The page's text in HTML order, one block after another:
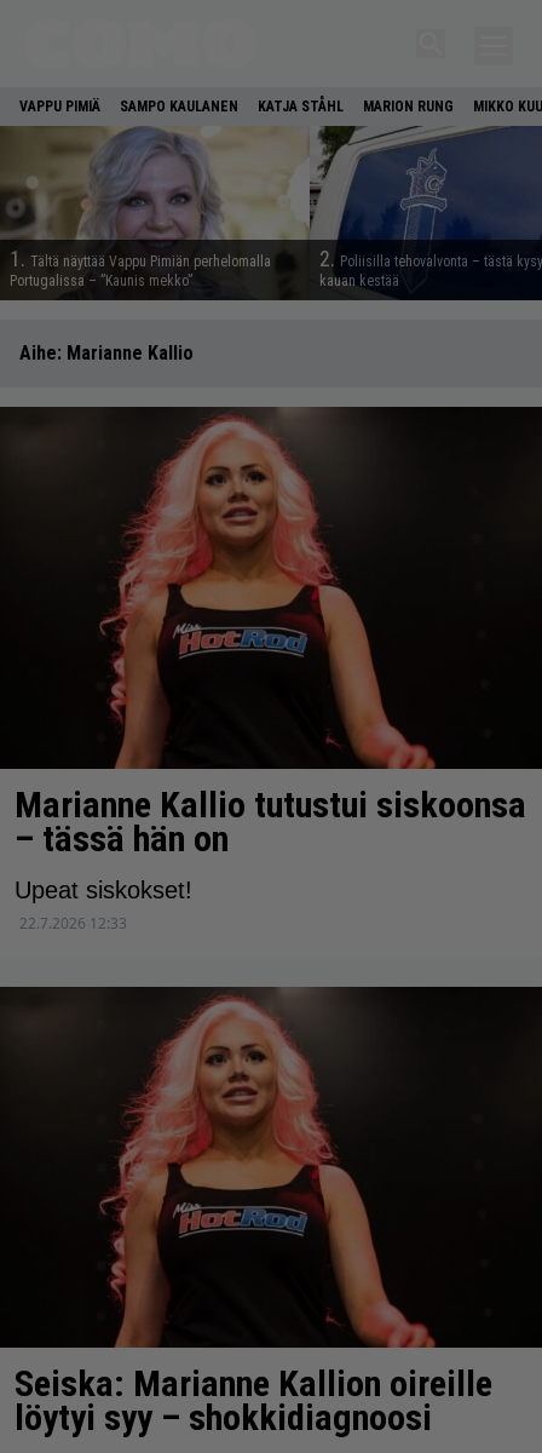
VAPPU PIMIÄ SAMPO KAULANEN KATJA STÅHL MARION RUNG MIKKO
1. Tältä näyttää Vappu Pimiän perhelomalla
Portugalissa – ”Kaunis mekko”
2. Poliisilla tehovalvonta – tästä
kauan kestää
Aihe: Marianne Kallio
Marianne Kallio tutustui siskoonsa
– tässä hän on
Upeat siskokset!
22.7.2026 12:33
Seiska: Marianne Kallion oireille
löytyi syy – shokkidiagnoosi